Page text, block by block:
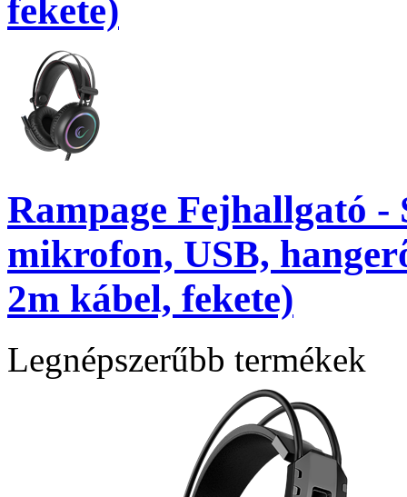
fekete)
Rampage Fejhallgató
mikrofon, USB,
2m kábel, fekete)
Legnépszerűbb termékek